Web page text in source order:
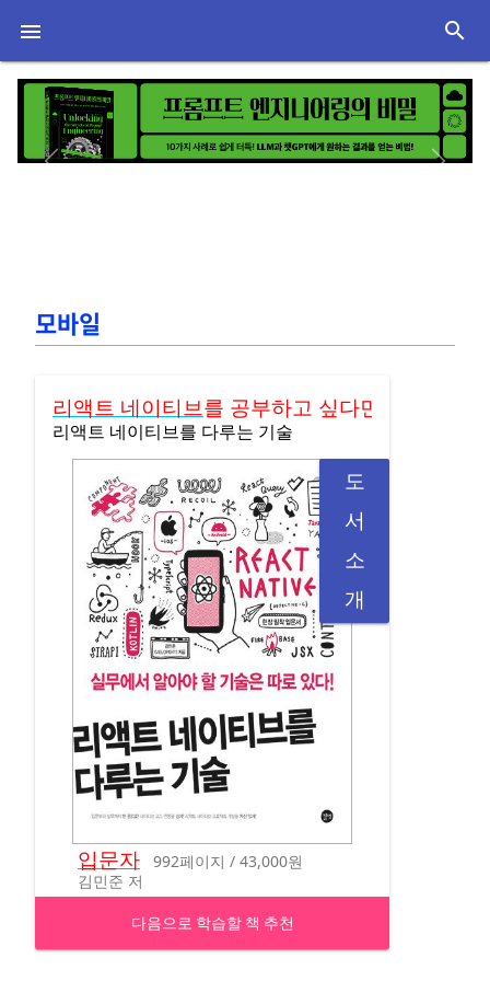
 search
Previous Next
모바일
리액트 네이티브를 공부하고 싶다면
리액트 네이티브를 다루는 기술
도
서
소
개
입문자
992페이지 / 43,000원
김민준 저
다음으로 학습할 책 추천